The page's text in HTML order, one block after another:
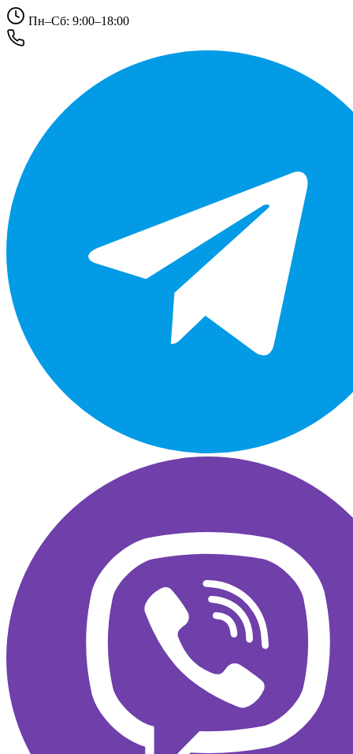
Пн–Сб: 9:00–18:00